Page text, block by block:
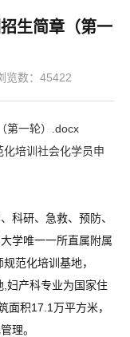
生简章（第一
览数：45422
第一轮）.docx
培训社会化学员申
科研、急救、预防、
学唯一一所直属附属
范化培训基地，
妇产科专业为国家住
面积17.1万平方米，
理。